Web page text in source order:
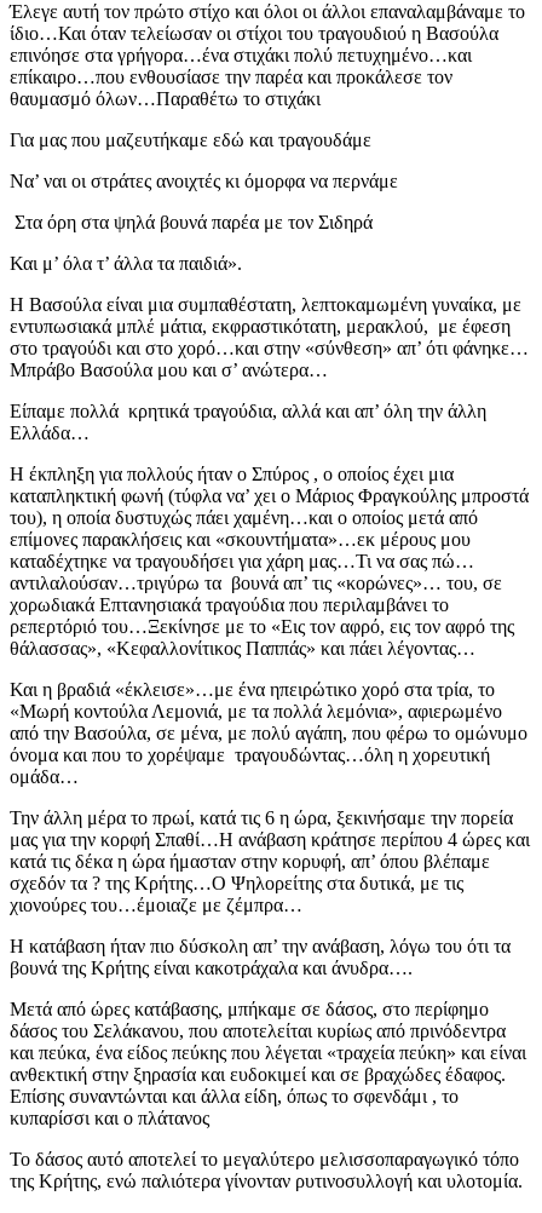
Έλεγε αυτή τον πρώτο στίχο και όλοι οι άλλοι επαναλαμβάναμε το
ίδιο…Και όταν τελείωσαν οι στίχοι του τραγουδιού η Βασούλα
επινόησε στα γρήγορα…ένα στιχάκι πολύ πετυχημένο…και
επίκαιρο…που ενθουσίασε την παρέα και προκάλεσε τον
θαυμασμό όλων…Παραθέτω το στιχάκι
Για μας που μαζευτήκαμε εδώ και τραγουδάμε
Να’ ναι οι στράτες ανοιχτές κι όμορφα να περνάμε
Στα όρη στα ψηλά βουνά παρέα με τον Σιδηρά
Και μ’ όλα τ’ άλλα τα παιδιά».
Η Βασούλα είναι μια συμπαθέστατη, λεπτοκαμωμένη γυναίκα, με
εντυπωσιακά μπλέ μάτια, εκφραστικότατη, μερακλού, με έφεση
στο τραγούδι και στο χορό…και στην «σύνθεση» απ’ ότι φάνηκε…
Μπράβο Βασούλα μου και σ’ ανώτερα…
Είπαμε πολλά κρητικά τραγούδια, αλλά και απ’ όλη την άλλη
Ελλάδα…
Η έκπληξη για πολλούς ήταν ο Σπύρος , ο οποίος έχει μια
καταπληκτική φωνή (τύφλα να’ χει ο Μάριος Φραγκούλης μπροστά
του), η οποία δυστυχώς πάει χαμένη…και ο οποίος μετά από
επίμονες παρακλήσεις και «σκουντήματα»…εκ μέρους μου
καταδέχτηκε να τραγουδήσει για χάρη μας…Τι να σας πώ…
αντιλαλούσαν…τριγύρω τα βουνά απ’ τις «κορώνες»… του, σε
χορωδιακά Επτανησιακά τραγούδια που περιλαμβάνει το
ρεπερτόριό του…Ξεκίνησε με το «Εις τον αφρό, εις τον αφρό της
θάλασσας», «Κεφαλλονίτικος Παππάς» και πάει λέγοντας…
Και η βραδιά «έκλεισε»…με ένα ηπειρώτικο χορό στα τρία, το
«Μωρή κοντούλα Λεμονιά, με τα πολλά λεμόνια», αφιερωμένο
από την Βασούλα, σε μένα, με πολύ αγάπη, που φέρω το ομώνυμο
όνομα και που το χορέψαμε τραγουδώντας…όλη η χορευτική
ομάδα…
Την άλλη μέρα το πρωί, κατά τις 6 η ώρα, ξεκινήσαμε την πορεία
μας για την κορφή Σπαθί…Η ανάβαση κράτησε περίπου 4 ώρες και
κατά τις δέκα η ώρα ήμασταν στην κορυφή, απ’ όπου βλέπαμε
σχεδόν τα ? της Κρήτης…Ο Ψηλορείτης στα δυτικά, με τις
χιονούρες του…έμοιαζε με ζέμπρα…
Η κατάβαση ήταν πιο δύσκολη απ’ την ανάβαση, λόγω του ότι τα
βουνά της Κρήτης είναι κακοτράχαλα και άνυδρα….
Μετά από ώρες κατάβασης, μπήκαμε σε δάσος, στο περίφημο
δάσος του Σελάκανου, που αποτελείται κυρίως από πρινόδεντρα
και πεύκα, ένα είδος πεύκης που λέγεται «τραχεία πεύκη» και είναι
ανθεκτική στην ξηρασία και ευδοκιμεί και σε βραχώδες έδαφος.
Επίσης συναντώνται και άλλα είδη, όπως το σφενδάμι , το
κυπαρίσσι και ο πλάτανος
Το δάσος αυτό αποτελεί το μεγαλύτερο μελισσοπαραγωγικό τόπο
της Κρήτης, ενώ παλιότερα γίνονταν ρυτινοσυλλογή και υλοτομία.